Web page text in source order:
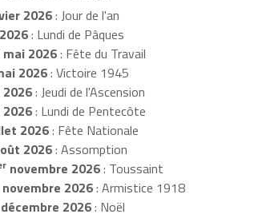
2026: Jour de l'an
: Lundi de Pâques
mai 2026: Fête du Travail
2026: Victoire 1945
: Jeudi de l'Ascension
: Lundi de Pentecôte
2026: Fête Nationale
2026: Assomption
novembre 2026: Toussaint
2026: Armistice 1918
2026: Noël